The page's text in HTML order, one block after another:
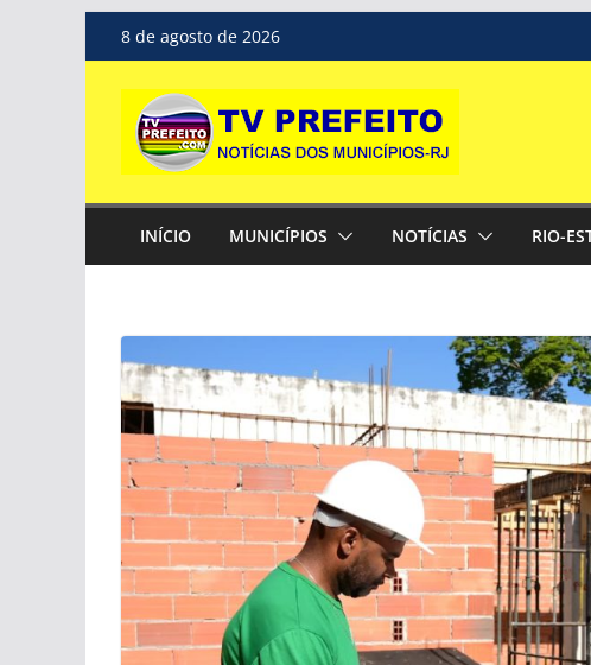
Pular
para
conteúdo
8 de agosto de 2026
INÍCIO MUNICÍPIOS NOTÍCIAS RIO-